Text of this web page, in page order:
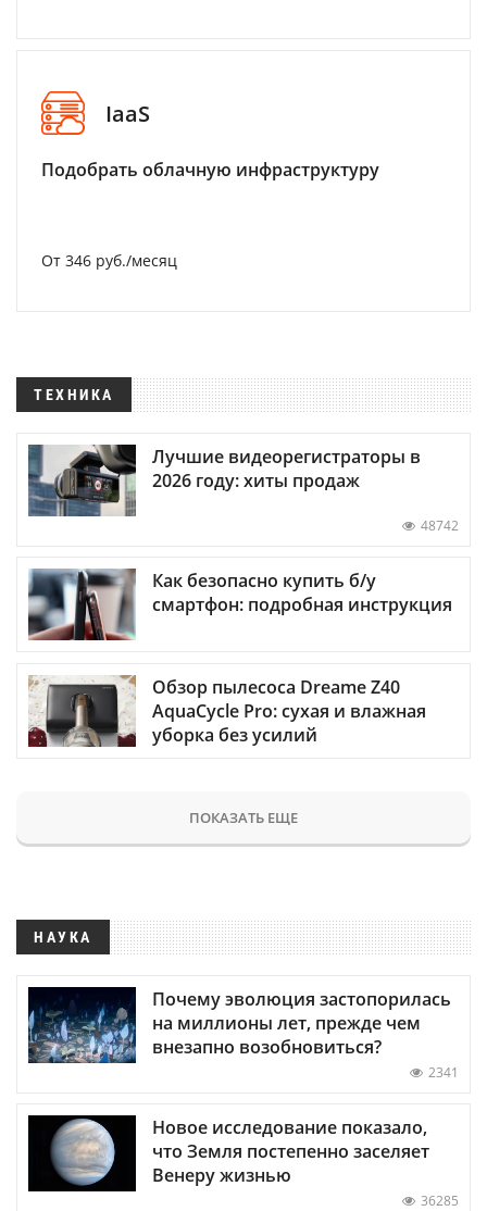
IaaS
Подобрать облачную инфраструктуру
От 346 руб./месяц
ТЕХНИКА
Лучшие видеорегистраторы в
2026 году: хиты продаж
48742
Как безопасно купить б/у
смартфон: подробная инструкция
Обзор пылесоса Dreame Z40
AquaCycle Pro: сухая и влажная
уборка без усилий
ПОКАЗАТЬ ЕЩЕ
НАУКА
Почему эволюция застопорилась
на миллионы лет, прежде чем
внезапно возобновиться?
2341
Новое исследование показало,
что Земля постепенно заселяет
Венеру жизнью
36285